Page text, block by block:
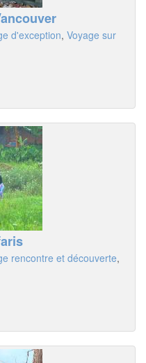
d'exception, Voyage sur
rencontre et découverte,